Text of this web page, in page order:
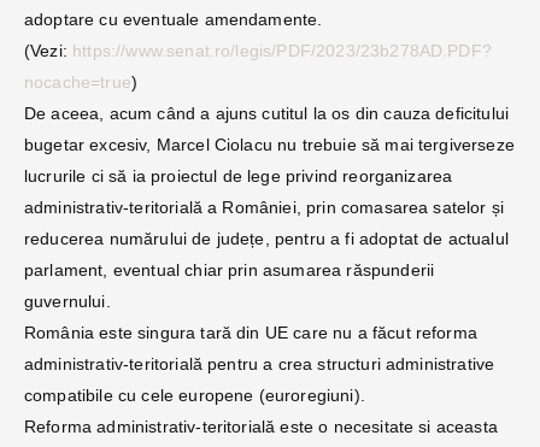
adoptare cu eventuale amendamente.
(Vezi: https://www.senat.ro/legis/PDF/2023/23b278AD.PDF?
nocache=true)
De aceea, acum când a ajuns cutitul la os din cauza deficitului
bugetar excesiv, Marcel Ciolacu nu trebuie să mai tergiverseze
lucrurile ci să ia proiectul de lege privind reorganizarea
administrativ-teritorială a României, prin comasarea satelor și
reducerea numărului de județe, pentru a fi adoptat de actualul
parlament, eventual chiar prin asumarea răspunderii
guvernului.
România este singura tară din UE care nu a făcut reforma
administrativ-teritorială pentru a crea structuri administrative
compatibile cu cele europene (euroregiuni).
Reforma administrativ-teritorială este o necesitate si aceasta